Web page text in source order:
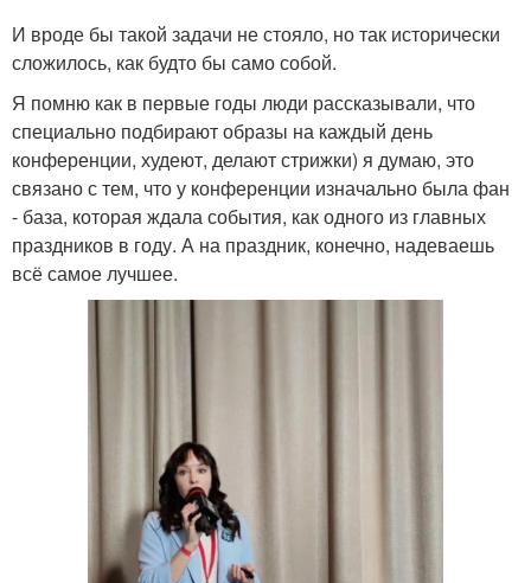
И вроде бы такой задачи не стояло, но так исторически
сложилось, как будто бы само собой.
Я помню как в первые годы люди рассказывали, что
специально подбирают образы на каждый день
конференции, худеют, делают стрижки) я думаю, это
связано с тем, что у конференции изначально была фан
- база, которая ждала события, как одного из главных
праздников в году. А на праздник, конечно, надеваешь
всё самое лучшее.